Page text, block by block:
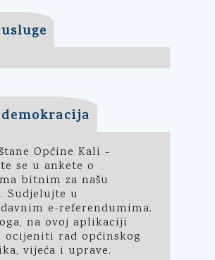
Općine Kali -
se u ankete o
bitnim za našu
Sudjelujte u
e-referendumima.
na ovoj aplikaciji
ocijeniti rad općinskog
vijeća i uprave.